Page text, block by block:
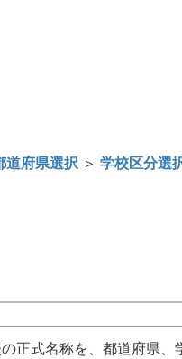
道府県選択 ＞ 学校区分選
正式名称を、都道府県